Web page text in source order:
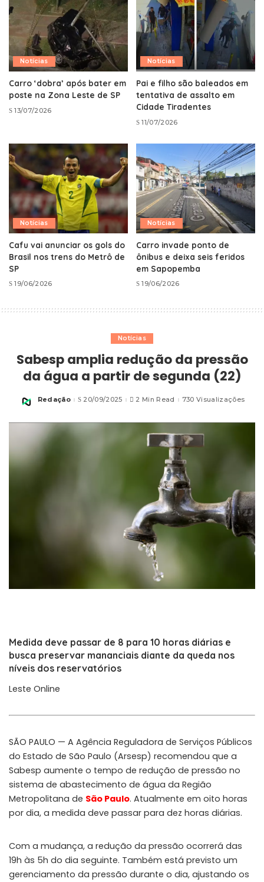
Notícias
Carro ‘dobra’ após bater em
poste na Zona Leste de SP
13/07/2026
Notícias
Pai e filho são baleados em
tentativa de assalto em
Cidade Tiradentes
11/07/2026
Notícias
Cafu vai anunciar os gols do
Brasil nos trens do Metrô de
SP
19/06/2026
Notícias
Carro invade ponto de
ônibus e deixa seis feridos
em Sapopemba
19/06/2026
Notícias
Sabesp amplia redução da pressão
da água a partir de segunda (22)
Posted
Redação 20/09/2025 2 Min Read 730 Visualizações
Medida deve passar de 8 para 10 horas diárias e
busca preservar mananciais diante da queda nos
níveis dos reservatórios
Leste Online
SÃO PAULO — A Agência Reguladora de Serviços Públicos
do Estado de São Paulo (Arsesp) recomendou que a
Sabesp aumente o tempo de redução de pressão no
sistema de abastecimento de água da Região
Metropolitana de São Paulo. Atualmente em oito horas
por dia, a medida deve passar para dez horas diárias.
Com a mudança, a redução da pressão ocorrerá das
19h às 5h do dia seguinte. Também está previsto um
gerenciamento da pressão durante o dia, ajustando os